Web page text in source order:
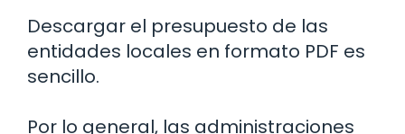
Descargar el presupuesto de las
entidades locales en formato PDF es
sencillo.
Por lo general, las administraciones